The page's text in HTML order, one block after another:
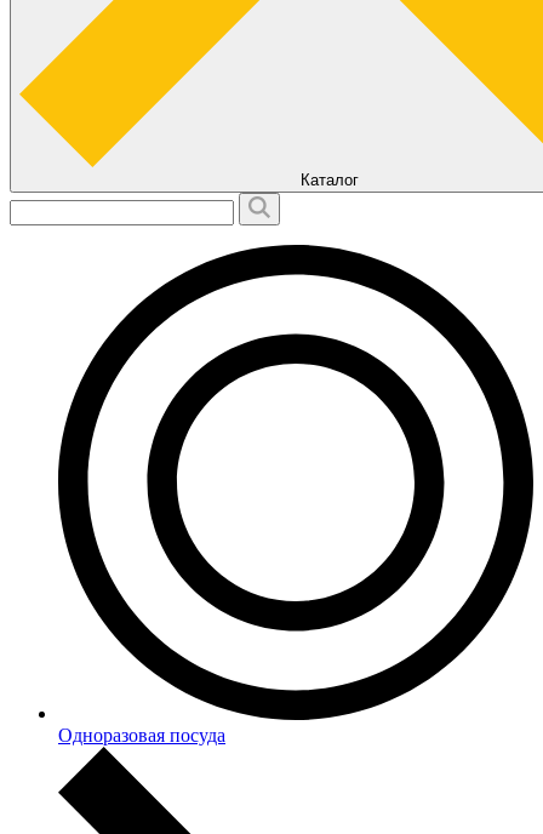
Каталог
Одноразовая посуда